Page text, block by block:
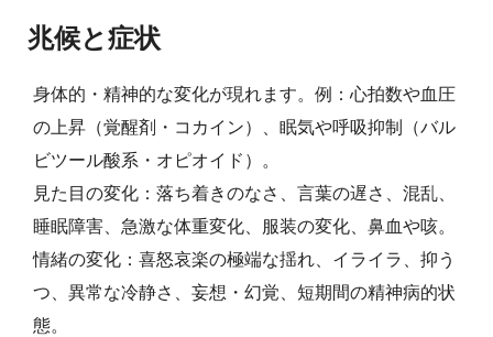
兆候と症状
身体的・精神的な変化が現れます。例：心拍数や血圧
の上昇（覚醒剤・コカイン）、眠気や呼吸抑制（バル
ビツール酸系・オピオイド）。
見た目の変化：落ち着きのなさ、言葉の遅さ、混乱、
睡眠障害、急激な体重変化、服装の変化、鼻血や咳。
情緒の変化：喜怒哀楽の極端な揺れ、イライラ、抑う
つ、異常な冷静さ、妄想・幻覚、短期間の精神病的状
態。